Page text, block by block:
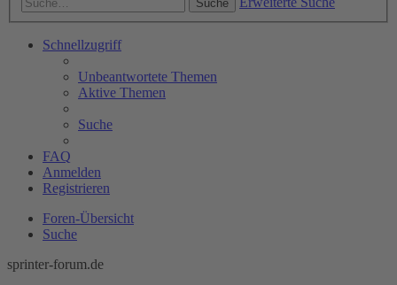
Suche
Schnellzugriff
Unbeantwortete Themen
Aktive Themen
Suche
FAQ
Anmelden
Registrieren
Foren-Übersicht
Suche
sprinter-forum.de